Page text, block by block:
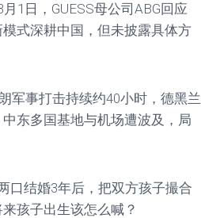
1日，GUESS母公司ABG回应
式深耕中国，但未披露具体方
军事打击持续约40小时，德黑兰
东多国基地与机场遭波及，局
口结婚3年后，把双方孩子撮合
孩子出生该怎么喊？